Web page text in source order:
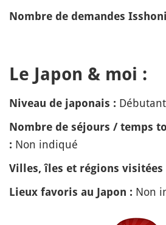
Nombre de demandes
Le Japon & moi :
Niveau de japonais : Débutant
Nombre de séjours / temps
: Non indiqué
Villes, îles et régions visitées
Lieux favoris au Japon : Non